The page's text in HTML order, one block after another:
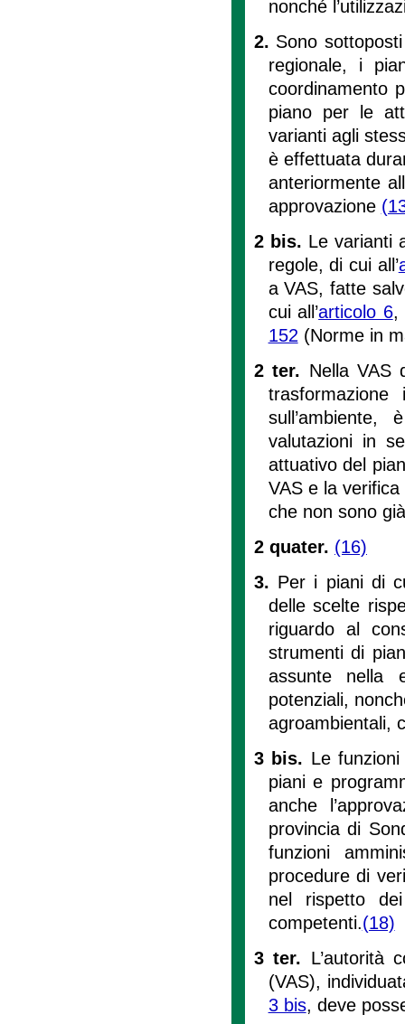
nonché
2. Sono
regionale, i
coordinamento
piano per le
varianti agli
è effettuata
anteriormente
approvazione
2 bis. Le varianti
regole, di cui all’
a VAS, fatte
cui all’articolo 6,
152 (Norme in
2 ter. Nella VAS
valutazioni in
attuativo del
VAS e la
che non sono
2 quater. (16)
3. Per i piani di
delle scelte
riguardo al
strumenti di
assunte nella
potenziali,
agroambientali,
3 bis. Le
piani e
anche
provincia di
funzioni
procedure di
nel rispetto
competenti.(18)
3 ter. L’autorità
(VAS),
3 bis, deve